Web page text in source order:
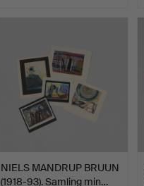
NIELS MANDRUP BRUUN
(1918-93). Samling min…